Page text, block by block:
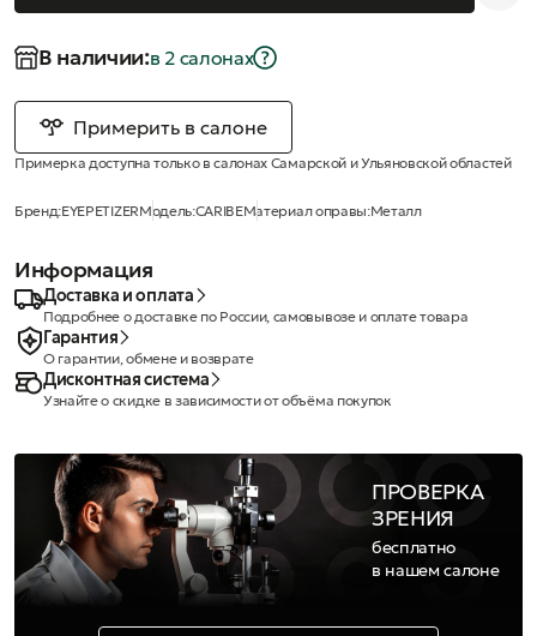
В наличии:в 2 салонах
Примерить в салоне
Примерка доступна только в салонах Самарской и Ульяновской областей
Бренд:EYEPETIZERМодель:CARIBEМатериал оправы:Металл
Информация
Доставка и оплата
Подробнее о доставке по России, самовывозе и оплате товара
Гарантия
О гарантии, обмене и возврате
Дисконтная система
Узнайте о скидке в зависимости от объёма покупок
ПРОВЕРКА
ЗРЕНИЯ
бесплатно
в нашем салоне